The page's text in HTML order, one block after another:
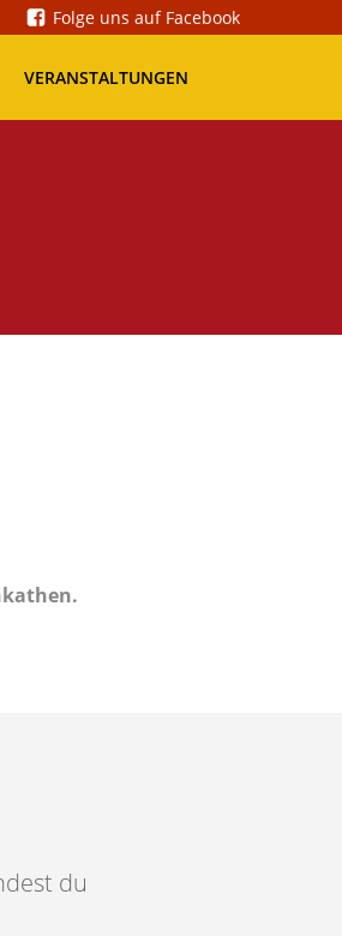
Folge uns auf Facebook
VERANSTALTUNGEN
.
du